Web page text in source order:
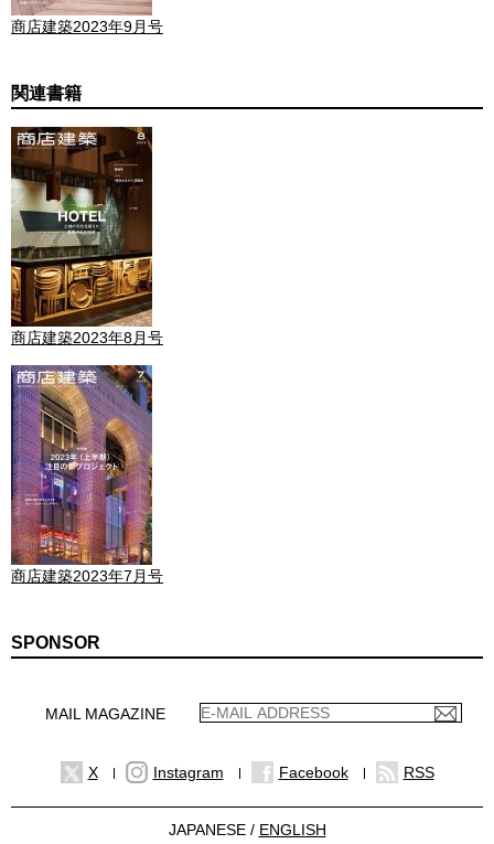
商店建築2023年9月号
関連書籍
商店建築2023年8月号
商店建築2023年7月号
SPONSOR
MAIL MAGAZINE
X Instagram Facebook RSS
JAPANESE / ENGLISH